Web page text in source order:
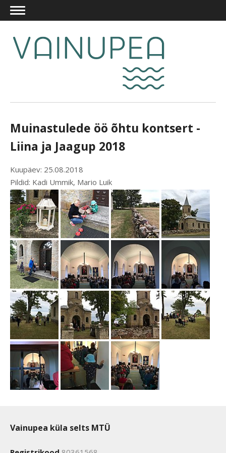
Muinastulede öö õhtu kontsert -
Liina ja Jaagup 2018
Kuupäev: 25.08.2018
Pildid: Kadi Ummik, Mario Luik
Vainupea küla selts MTÜ